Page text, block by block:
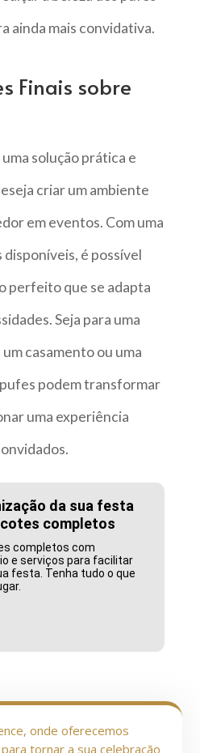
ainda mais convidativa.
Finais sobre
solução prática e
criar um ambiente
em eventos. Com uma
é possível
perfeito que se adapta
Seja para uma
casamento ou uma
podem transformar
uma experiência
da sua festa
completos
completos com
e serviços para facilitar
festa. Tenha tudo o que
onde oferecemos
tornar a sua celebração